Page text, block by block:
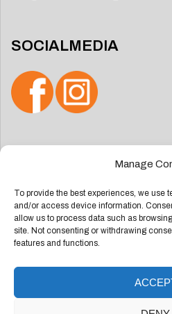
Manage
To provide the best experiences, we use
and/or access device information.
allow us to process data such as
site. Not consenting or withdrawing
features and functions.
SOCIALMEDIA
Deze website is ontwikkeld door